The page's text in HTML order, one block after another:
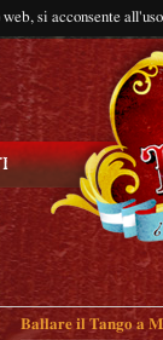
si acconsente
Ballare il Tango a